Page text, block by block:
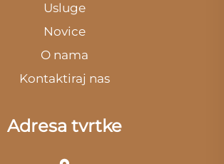
Usluge
Novice
O nama
Kontaktiraj nas
Adresa tvrtke